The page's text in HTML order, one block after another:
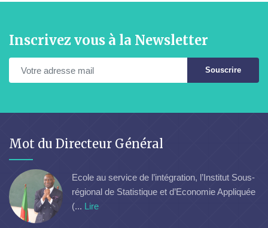
Inscrivez vous à la Newsletter
Souscrire
Mot du Directeur Général
Ecole au service de l’intégration, l’Institut Sous-
régional de Statistique et d’Economie Appliquée
(... Lire